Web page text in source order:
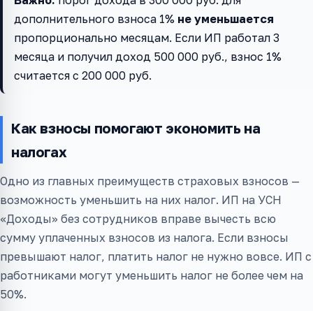
дополнительного взноса 1% не уменьшается
пропорционально месяцам. Если ИП работал 3
месяца и получил доход 500 000 руб., взнос 1%
считается с 200 000 руб.
Как взносы помогают экономить на
налогах
Одно из главных преимуществ страховых взносов —
возможность уменьшить на них налог. ИП на УСН
«Доходы» без сотрудников вправе вычесть всю
сумму уплаченных взносов из налога. Если взносы
превышают налог, платить налог не нужно вовсе. ИП с
работниками могут уменьшить налог не более чем на
50%.